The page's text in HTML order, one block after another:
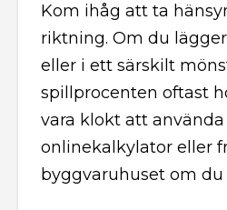
Kom ihåg att ta
riktning. Om du
eller i ett särskilt
spillprocenten oftast
vara klokt att använda
onlinekalkylator eller
byggvaruhuset om du